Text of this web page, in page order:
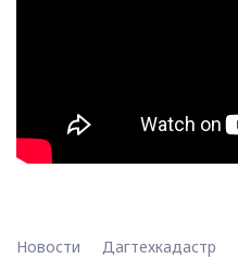
Новости Дагтехкадастр